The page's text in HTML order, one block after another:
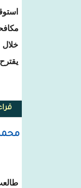
خلال